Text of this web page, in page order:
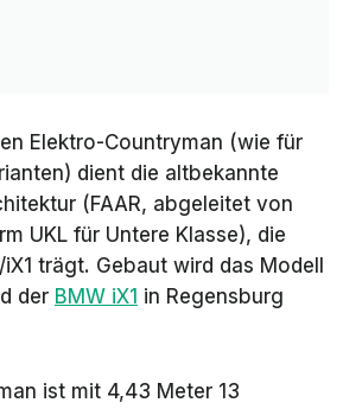
Elektro-Countryman (wie für
dient die altbekannte
(FAAR, abgeleitet von
UKL für Untere Klasse), die
trägt. Gebaut wird das Modell
der BMW iX1 in Regensburg
ist mit 4,43 Meter 13